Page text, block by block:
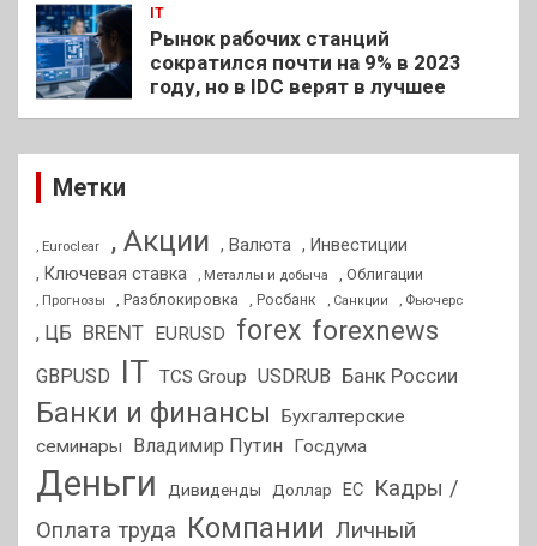
IT
Рынок рабочих станций
сократился почти на 9% в 2023
году, но в IDC верят в лучшее
Метки
, Euroclear , Акции , Валюта , Инвестиции
, Ключевая ставка
, Металлы и добыча , Облигации
, Прогнозы , Разблокировка , Росбанк , Санкции , Фьючерс
, ЦБ BRENT EURUSD forex forexnews
GBPUSD IT TCS Group USDRUB Банк России
Банки и финансы
Бухгалтерские
семинары
Владимир Путин Госдума
Деньги Дивиденды Доллар ЕС
Кадры /
Оплата труда Компании Личный